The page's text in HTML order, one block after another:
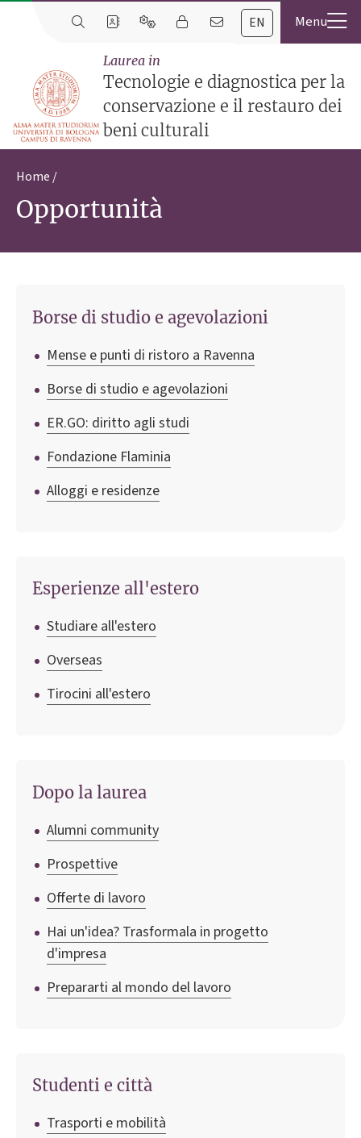
EN
Laurea in
Tecnologie e diagnostica per la
conservazione e il restauro dei
beni culturali
Home
Opportunità
Borse di studio e agevolazioni
Mense e punti di ristoro a Ravenna
Borse di studio e agevolazioni
ER.GO: diritto agli studi
Fondazione Flaminia
Alloggi e residenze
Esperienze all'estero
Studiare all'estero
Overseas
Tirocini all'estero
Dopo la laurea
Alumni community
Prospettive
Offerte di lavoro
Hai un'idea? Trasformala in progetto
d'impresa
Prepararti al mondo del lavoro
Studenti e città
Trasporti e mobilità